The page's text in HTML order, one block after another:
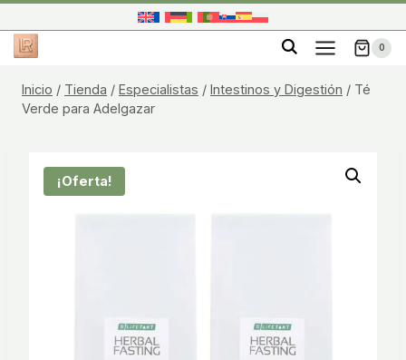
al
contenido
0
Inicio / Tienda / Especialistas / Intestinos y Digestión / Té
Verde para Adelgazar
¡Oferta!